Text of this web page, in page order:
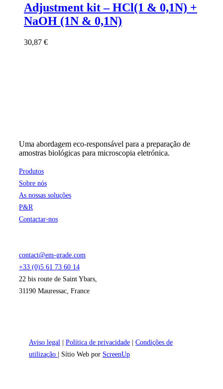
Adjustment kit – HCl(1 & 0,1N) +
NaOH (1N & 0,1N)
30,87 €
Uma abordagem eco-responsável para a preparação de
amostras biológicas para microscopia eletrónica.
Produtos
Sobre nós
As nossas soluções
P&R
Contactar-nos
contact@em-grade.com
+33 (0)5 61 73 60 14
22 bis route de Saint Ybars,
31190 Mauressac, France
Aviso legal Política de privacidade
Condições de
utilização
| Sítio Web por ScreenUp